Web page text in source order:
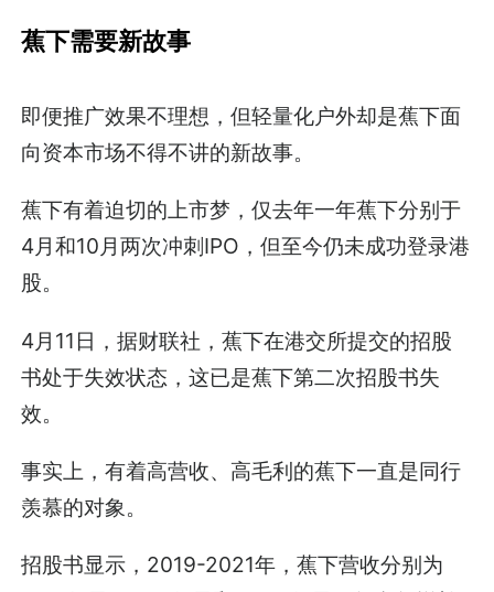
蕉下需要新故事
即便推广效果不理想，但轻量化户外却是蕉下面
向资本市场不得不讲的新故事。
蕉下有着迫切的上市梦，仅去年一年蕉下分别于
4月和10月两次冲刺IPO，但至今仍未成功登录港
股。
4月11日，据财联社，蕉下在港交所提交的招股
书处于失效状态，这已是蕉下第二次招股书失
效。
事实上，有着高营收、高毛利的蕉下一直是同行
羡慕的对象。
招股书显示，2019-2021年，蕉下营收分别为